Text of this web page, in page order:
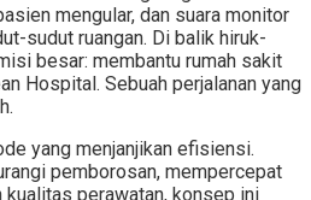
mengular, dan suara monitor
sudut ruangan. Di balik hiruk-
besar: membantu rumah sakit
Hospital. Sebuah perjalanan yang
yang menjanjikan efisiensi.
pemborosan, mempercepat
kualitas perawatan, konsep ini